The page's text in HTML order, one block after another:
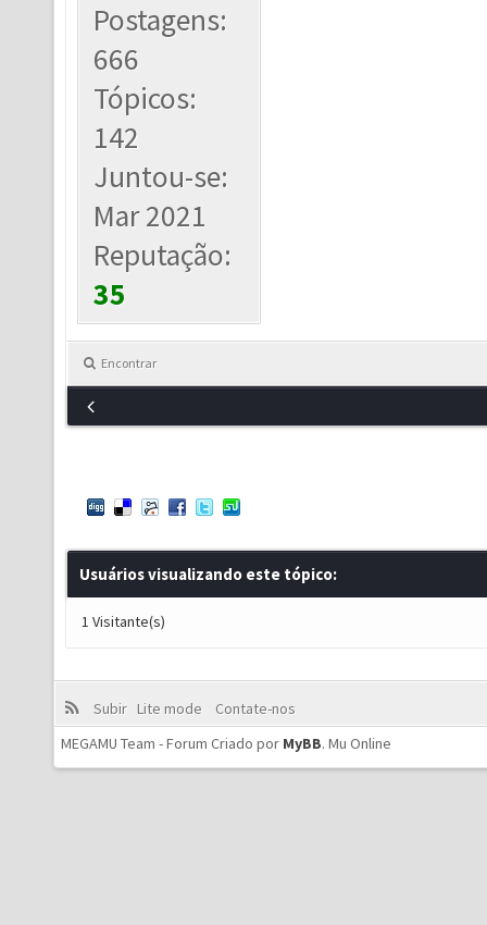
Postagens:
666
Tópicos:
142
Juntou-se:
Mar 2021
Reputação:
35
Encontrar
Usuários visualizando este tópico:
1 Visitante(s)
Subir Lite mode
Contate-nos
MEGAMU Team - Forum Criado por MyBB. Mu Online